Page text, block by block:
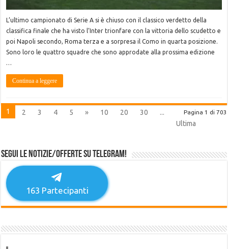
L’ultimo campionato di Serie A si è chiuso con il classico verdetto della
classifica finale che ha visto l’Inter trionfare con la vittoria dello scudetto e
poi Napoli secondo, Roma terza e a sorpresa il Como in quarta posizione.
Sono loro le quattro squadre che sono approdate alla prossima edizione
…
Continua a leggere
Pagina 1 di 703
1 2 3 4 5 » 10 20 30
...
Ultima
Segui le notizie/offerte su Telegram!
163 Partecipanti